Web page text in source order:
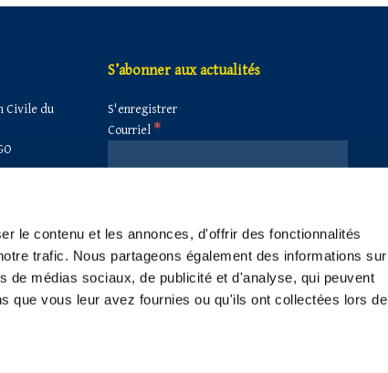
le contenu et les annonces, d'offrir des fonctionnalités
trafic. Nous partageons également des informations sur
de médias sociaux, de publicité et d'analyse, qui peuvent
que vous leur avez fournies ou qu'ils ont collectées lors de
Civile du
S’abonner aux actualités
S'enregistrer
Courriel*